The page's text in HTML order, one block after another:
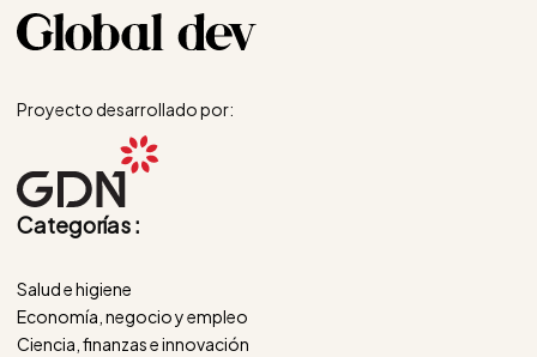
Proyecto desarrollado por:
Categorías :
Salud e higiene
Economía, negocio y empleo
Ciencia, finanzas e innovación